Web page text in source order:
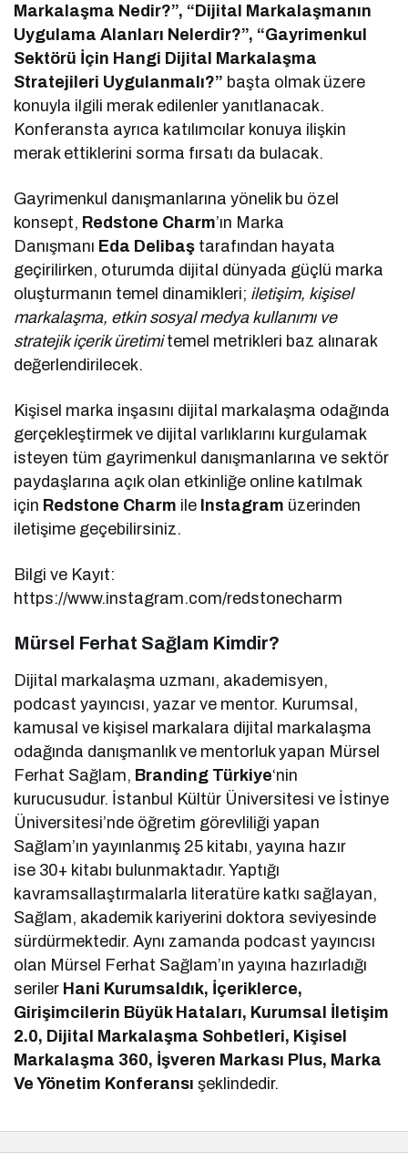
Markalaşma Nedir?”, “Dijital Markalaşmanın
Uygulama Alanları Nelerdir?”, “Gayrimenkul
Sektörü İçin Hangi Dijital Markalaşma
Stratejileri Uygulanmalı?” başta olmak üzere
konuyla ilgili merak edilenler yanıtlanacak.
Konferansta ayrıca katılımcılar konuya ilişkin
merak ettiklerini sorma fırsatı da bulacak.
Gayrimenkul danışmanlarına yönelik bu özel
konsept, Redstone Charm’ın Marka
Danışmanı Eda Delibaş tarafından hayata
geçirilirken, oturumda dijital dünyada güçlü marka
oluşturmanın temel dinamikleri; iletişim, kişisel
markalaşma, etkin sosyal medya kullanımı ve
stratejik içerik üretimitemel metrikleri baz alınarak
değerlendirilecek.
Kişisel marka inşasını dijital markalaşma odağında
gerçekleştirmek ve dijital varlıklarını kurgulamak
isteyen tüm gayrimenkul danışmanlarına ve sektör
paydaşlarına açık olan etkinliğe online katılmak
için Redstone Charm ile Instagram üzerinden
iletişime geçebilirsiniz.
Bilgi ve Kayıt:
https://www.instagram.com/redstonecharm
Mürsel Ferhat Sağlam Kimdir?
Dijital markalaşma uzmanı, akademisyen,
podcast yayıncısı, yazar ve mentor. Kurumsal,
kamusal ve kişisel markalara dijital markalaşma
odağında danışmanlık ve mentorluk yapan Mürsel
Ferhat Sağlam, Branding Türkiye‘nin
kurucusudur. İstanbul Kültür Üniversitesi ve İstinye
Üniversitesi’nde öğretim görevliliği yapan
Sağlam’ın yayınlanmış 25 kitabı, yayına hazır
ise 30+ kitabı bulunmaktadır. Yaptığı
kavramsallaştırmalarla literatüre katkı sağlayan,
Sağlam, akademik kariyerini doktora seviyesinde
sürdürmektedir. Aynı zamanda podcast yayıncısı
olan Mürsel Ferhat Sağlam’ın yayına hazırladığı
seriler Hani Kurumsaldık, İçeriklerce,
Girişimcilerin Büyük Hataları, Kurumsal İletişim
2.0, Dijital Markalaşma Sohbetleri, Kişisel
Markalaşma 360, İşveren Markası Plus, Marka
Ve Yönetim Konferansı şeklindedir.